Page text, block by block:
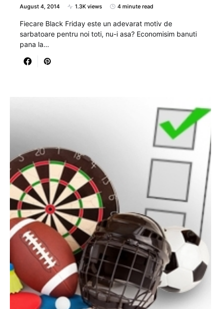
August 4, 2014 1.3K views 4 minute read
Fiecare Black Friday este un adevarat motiv de
sarbatoare pentru noi toti, nu-i asa? Economisim banuti
pana la…